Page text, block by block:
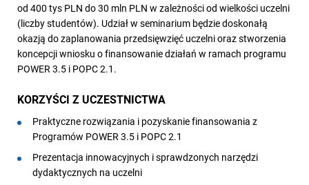
od 400 tys PLN do 30 mln PLN w zależności od wielkości uczelni
(liczby studentów). Udział w seminarium będzie doskonałą
okazją do zaplanowania przedsięwzięć uczelni oraz stworzenia
koncepcji wniosku o finansowanie działań w ramach programu
POWER 3.5 i POPC 2.1.
KORZYŚCI Z UCZESTNICTWA
Praktyczne rozwiązania i pozyskanie finansowania z
Programów POWER 3.5 i POPC 2.1
Prezentacja innowacyjnych i sprawdzonych narzędzi
dydaktycznych na uczelni